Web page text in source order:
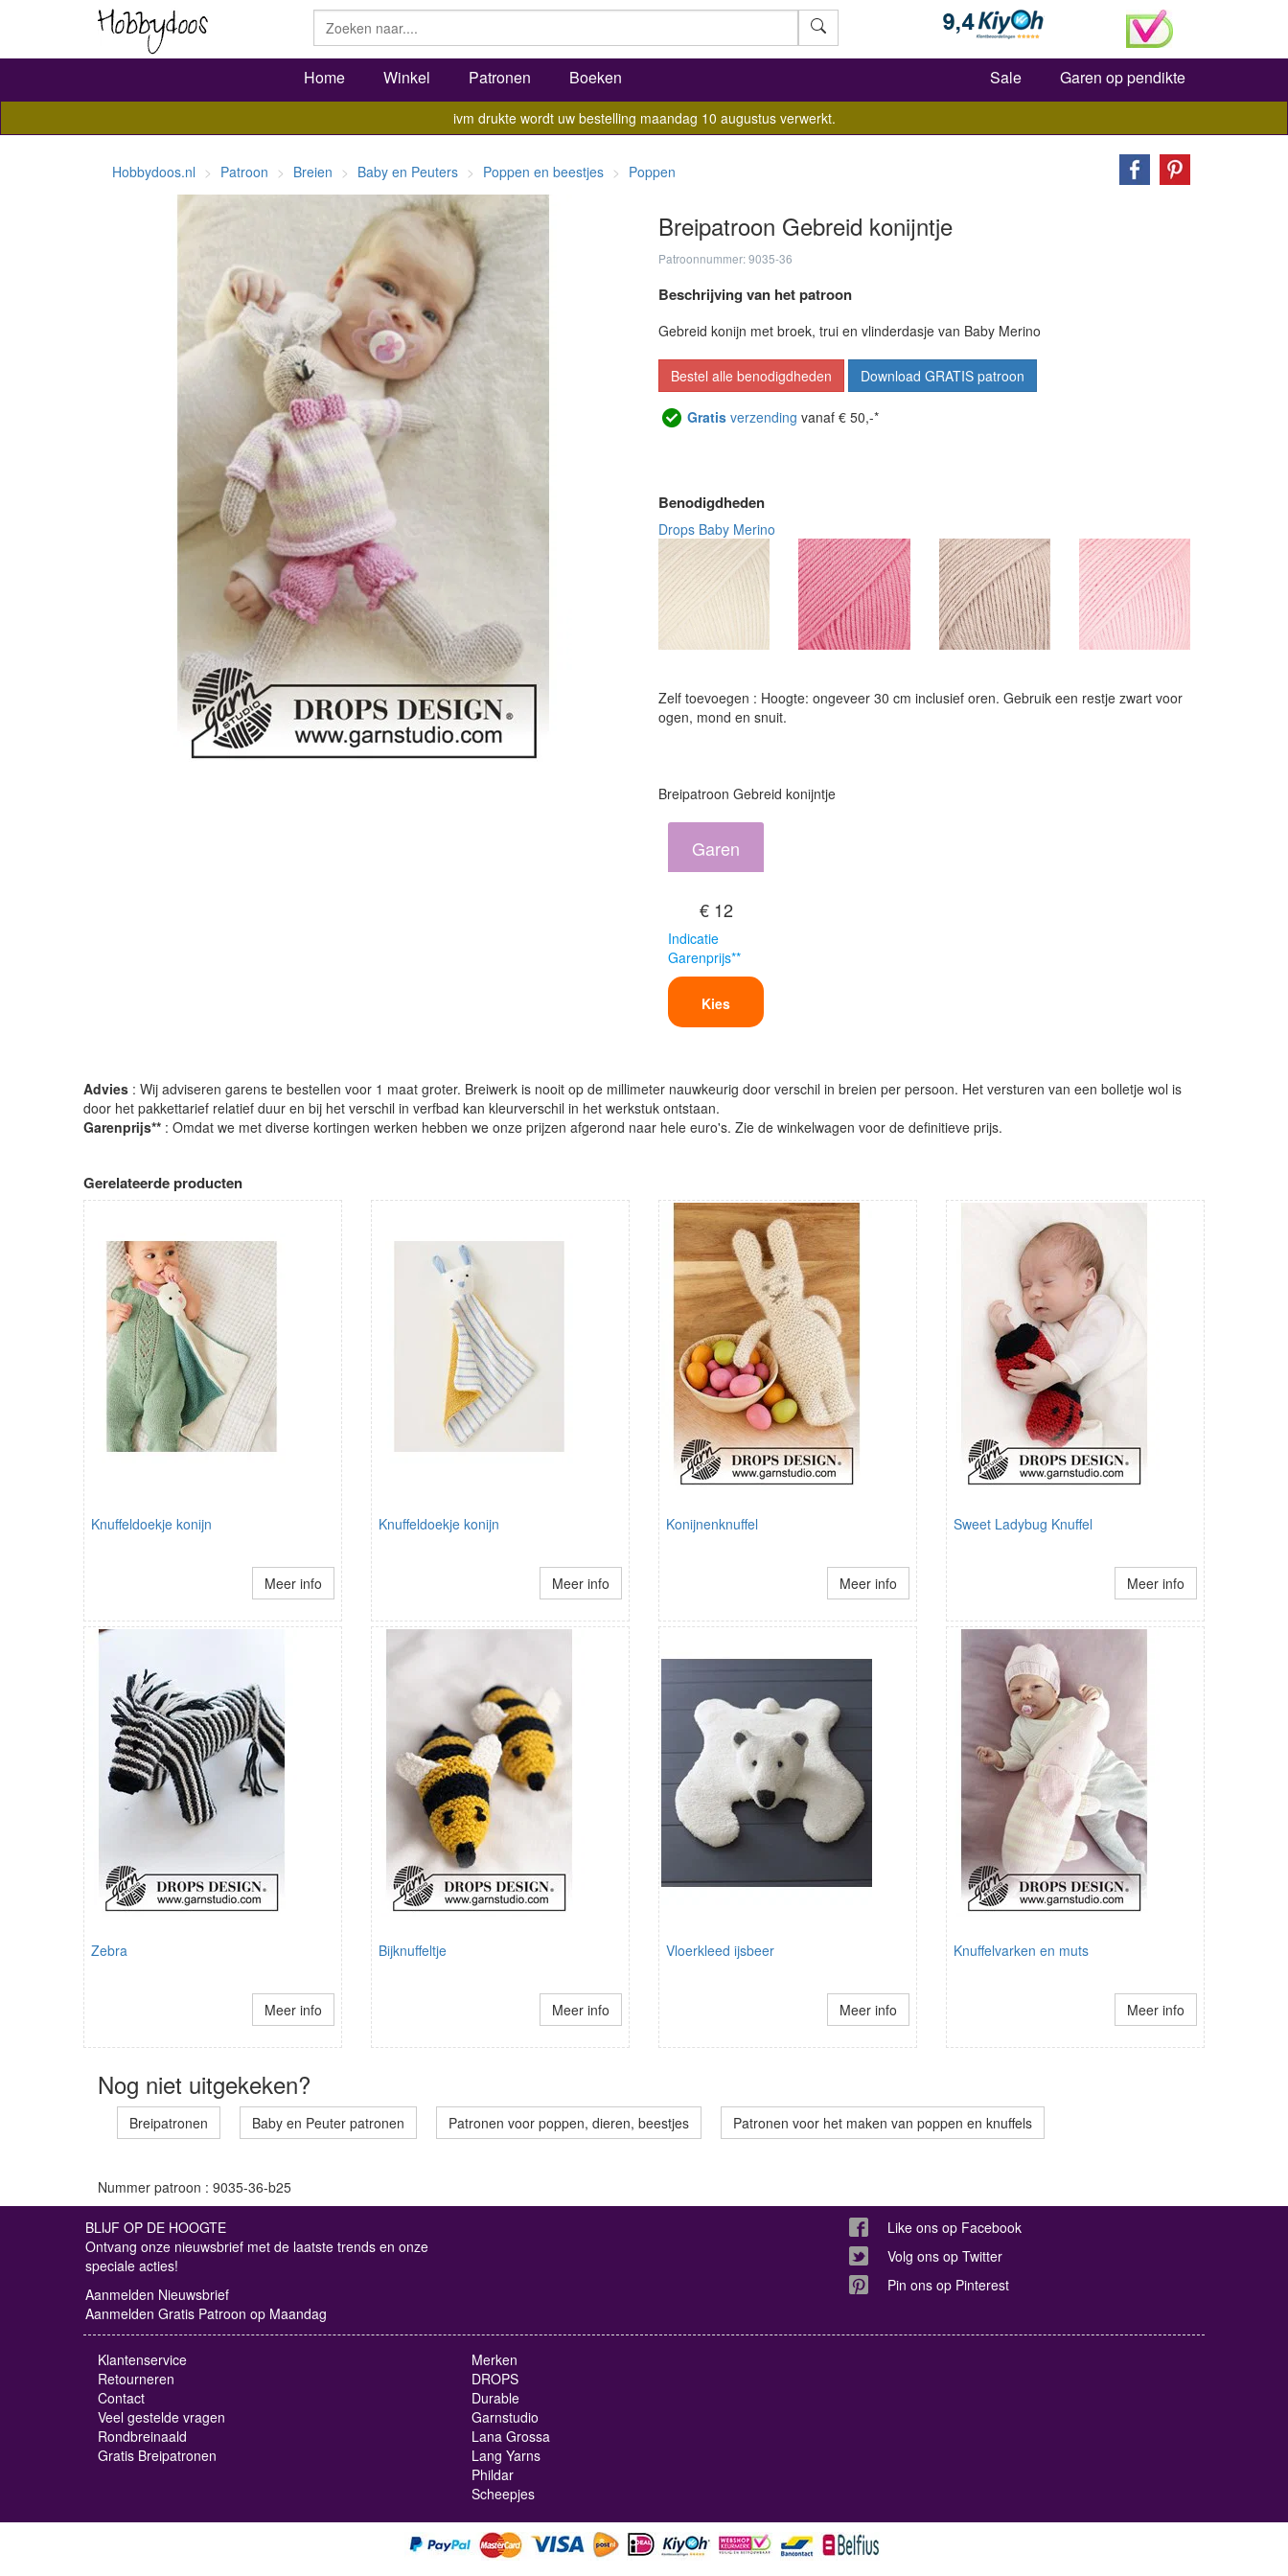
Zoeken
Home Winkel Patronen Boeken Sale Garen op pendikte
ivm drukte wordt uw bestelling maandag 10 augustus verwerkt.
Hobbydoos.nl Patroon Breien Baby en Peuters Poppen en beestjes Poppen
Breipatroon Gebreid konijntje
Patroonnummer: 9035-36
Beschrijving van het patroon
Gebreid konijn met broek, trui en vlinderdasje van Baby Merino
Bestel alle benodigdheden Download GRATIS patroon
Gratis verzending vanaf € 50,-*
Benodigdheden
Drops Baby Merino
Zelf toevoegen : Hoogte: ongeveer 30 cm inclusief oren. Gebruik een restje zwart voor
ogen, mond en snuit.
Breipatroon Gebreid konijntje
Garen
€ 12
Indicatie
Garenprijs**
Kies
Advies : Wij adviseren garens te bestellen voor 1 maat groter. Breiwerk is nooit op de millimeter nauwkeurig door verschil in breien per persoon. Het versturen van een bolletje wol is
door het pakkettarief relatief duur en bij het verschil in verfbad kan kleurverschil in het werkstuk ontstaan.
Garenprijs** : Omdat we met diverse kortingen werken hebben we onze prijzen afgerond naar hele euro's. Zie de winkelwagen voor de definitieve prijs.
Gerelateerde producten
Knuffeldoekje konijn
Meer info
Knuffeldoekje konijn
Meer info
Konijnenknuffel
Meer info
Sweet Ladybug Knuffel
Meer info
Zebra
Meer info
Bijknuffeltje
Meer info
Vloerkleed ijsbeer
Meer info
Knuffelvarken en muts
Meer info
Nog niet uitgekeken?
Breipatronen Baby en Peuter patronen Patronen voor poppen, dieren, beestjes Patronen voor het maken van poppen en knuffels
Nummer patroon : 9035-36-b25
BLIJF OP DE HOOGTE
Ontvang onze nieuwsbrief met de laatste trends en onze
speciale acties!
Aanmelden Nieuwsbrief
Aanmelden Gratis Patroon op Maandag
Like ons op Facebook
Volg ons op Twitter
Pin ons op Pinterest
Klantenservice
Retourneren
Contact
Veel gestelde vragen
Rondbreinaald
Gratis Breipatronen
Merken
DROPS
Durable
Garnstudio
Lana Grossa
Lang Yarns
Phildar
Scheepjes